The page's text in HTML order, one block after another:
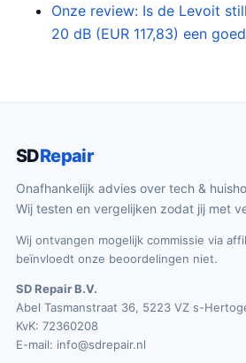
Onze review: Is de Levoit
20 dB (EUR 117,83) een
SDRepair
Onafhankelijk advies over tech &
Wij testen en vergelijken zodat jij met
Wij ontvangen mogelijk commissie via
beïnvloedt onze beoordelingen niet.
SD Repair B.V.
Abel Tasmanstraat 36, 5223 VZ s-
KvK: 72360208
E-mail: info@sdrepair.nl